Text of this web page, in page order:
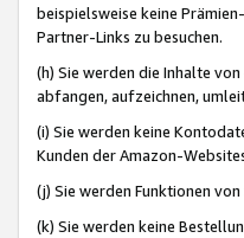
beispielsweise keine
Partner-Links zu besuchen.
(h) Sie werden die Inhalte
abfangen, aufzeichnen,
(i) Sie werden keine
Kunden der Amazon-
(j) Sie werden Funktionen
(k) Sie werden keine